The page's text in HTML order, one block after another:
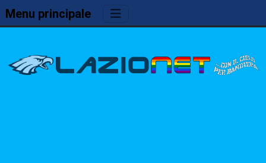
Menu principale